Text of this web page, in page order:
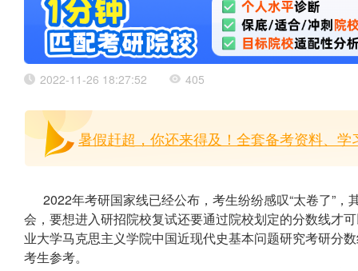
2022-11-26 18:27:52 405
暑假赶超，你还来得及！全套备考资料、学
2022年考研国家线已经公布，考生纷纷感叹“太卷了”
会，要想进入研招院校复试还要通过院校划定的分数线才
业大学马克思主义学院中国近现代史基本问题研究考研分
考生参考。